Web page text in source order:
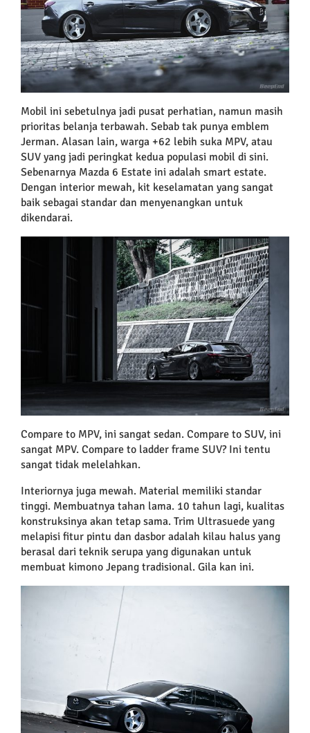
Mobil ini sebetulnya jadi pusat perhatian, namun masih
prioritas belanja terbawah. Sebab tak punya emblem
Jerman. Alasan lain, warga +62 lebih suka MPV, atau
SUV yang jadi peringkat kedua populasi mobil di sini.
Sebenarnya Mazda 6 Estate ini adalah smart estate.
Dengan interior mewah, kit keselamatan yang sangat
baik sebagai standar dan menyenangkan untuk
dikendarai.
Compare to MPV, ini sangat sedan. Compare to SUV, ini
sangat MPV. Compare to ladder frame SUV? Ini tentu
sangat tidak melelahkan.
Interiornya juga mewah. Material memiliki standar
tinggi. Membuatnya tahan lama. 10 tahun lagi, kualitas
konstruksinya akan tetap sama. Trim Ultrasuede yang
melapisi fitur pintu dan dasbor adalah kilau halus yang
berasal dari teknik serupa yang digunakan untuk
membuat kimono Jepang tradisional. Gila kan ini.